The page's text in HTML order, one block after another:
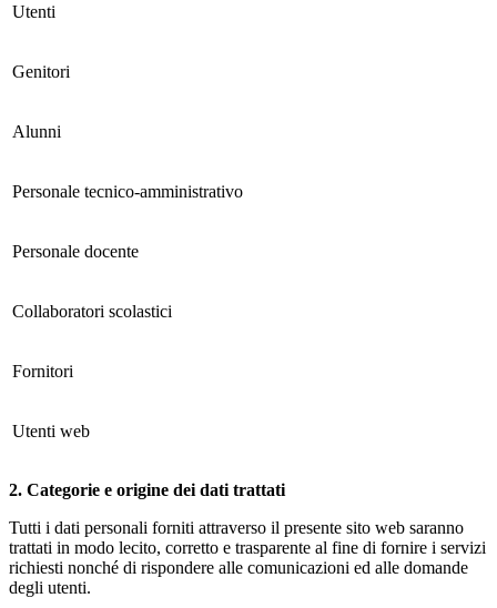
Utenti
Genitori
Alunni
Personale tecnico-amministrativo
Personale docente
Collaboratori scolastici
Fornitori
Utenti web
2. Categorie e origine dei dati trattati
Tutti i dati personali forniti attraverso il presente sito web saranno
trattati in modo lecito, corretto e trasparente al fine di fornire i servizi
richiesti nonché di rispondere alle comunicazioni ed alle domande
degli utenti.